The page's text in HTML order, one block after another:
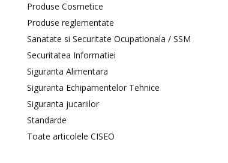
Produse Cosmetice
Produse reglementate
Sanatate si Securitate Ocupationala / SSM
Securitatea Informatiei
Siguranta Alimentara
Siguranta Echipamentelor Tehnice
Siguranta jucariilor
Standarde
Toate articolele CISEO